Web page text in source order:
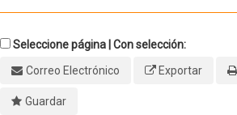
Seleccione página | Con selección:
Correo Electrónico
Exportar
Guardar